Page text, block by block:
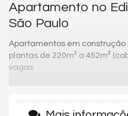
Apartamento no
São Paulo
Apartamentos em construção
plantas de 220m² a 452m²
vagas.
Venha para um dos melhores
merece. Possui piscina,